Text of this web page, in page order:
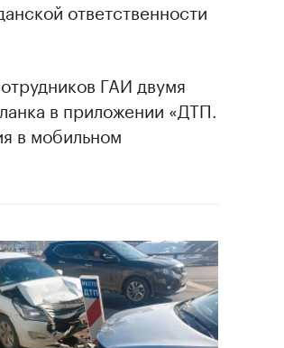
ответственности
ГАИ двумя
в приложении «ДТП.
в мобильном